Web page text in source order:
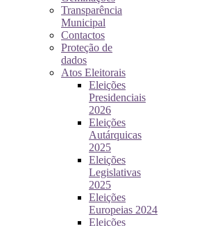
Transparência
Municipal
Contactos
Proteção de
dados
Atos Eleitorais
Eleições
Presidenciais
2026
Eleições
Autárquicas
2025
Eleições
Legislativas
2025
Eleições
Europeias 2024
Eleições